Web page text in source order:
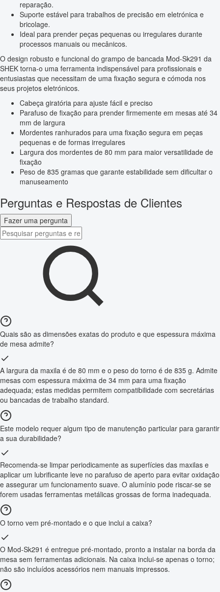
reparação.
Suporte estável para trabalhos de precisão em eletrónica e
bricolage.
Ideal para prender peças pequenas ou irregulares durante
processos manuais ou mecânicos.
O design robusto e funcional do grampo de bancada Mod-Sk291 da
SHEK torna-o uma ferramenta indispensável para profissionais e
entusiastas que necessitam de uma fixação segura e cómoda nos
seus projetos eletrónicos.
Cabeça giratória para ajuste fácil e preciso
Parafuso de fixação para prender firmemente em mesas até 34
mm de largura
Mordentes ranhurados para uma fixação segura em peças
pequenas e de formas irregulares
Largura dos mordentes de 80 mm para maior versatilidade de
fixação
Peso de 835 gramas que garante estabilidade sem dificultar o
manuseamento
Perguntas e Respostas de Clientes
Fazer uma pergunta
Quais são as dimensões exatas do produto e que espessura máxima
de mesa admite?
A largura da maxila é de 80 mm e o peso do torno é de 835 g. Admite
mesas com espessura máxima de 34 mm para uma fixação
adequada; estas medidas permitem compatibilidade com secretárias
ou bancadas de trabalho standard.
Este modelo requer algum tipo de manutenção particular para garantir
a sua durabilidade?
Recomenda-se limpar periodicamente as superfícies das maxilas e
aplicar um lubrificante leve no parafuso de aperto para evitar oxidação
e assegurar um funcionamento suave. O alumínio pode riscar-se se
forem usadas ferramentas metálicas grossas de forma inadequada.
O torno vem pré-montado e o que inclui a caixa?
O Mod-Sk291 é entregue pré-montado, pronto a instalar na borda da
mesa sem ferramentas adicionais. Na caixa inclui-se apenas o torno;
não são incluídos acessórios nem manuais impressos.